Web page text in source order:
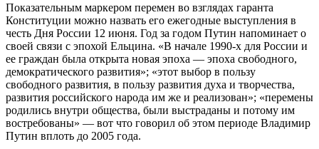
Показательным маркером перемен во взглядах гаранта
Конституции можно назвать его ежегодные выступления в
честь Дня России 12 июня. Год за годом Путин напоминает о
своей связи с эпохой Ельцина. «В начале 1990-х для России и
ее граждан была открыта новая эпоха — эпоха свободного,
демократического развития»; «этот выбор в пользу
свободного развития, в пользу развития духа и творчества,
развития российского народа им же и реализован»; «перемены
родились внутри общества, были выстраданы и потому им
востребованы» — вот что говорил об этом периоде Владимир
Путин вплоть до 2005 года.